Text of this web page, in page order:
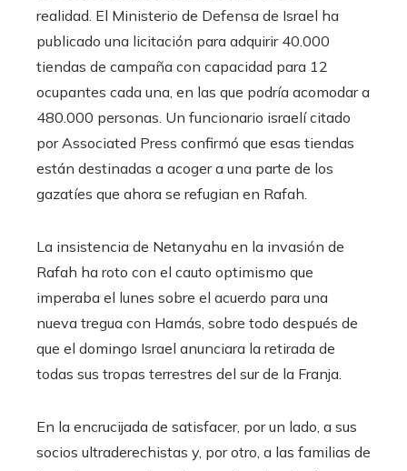
realidad. El Ministerio de Defensa de Israel ha
publicado una licitación para adquirir 40.000
tiendas de campaña con capacidad para 12
ocupantes cada una, en las que podría acomodar a
480.000 personas. Un funcionario israelí citado
por Associated Press confirmó que esas tiendas
están destinadas a acoger a una parte de los
gazatíes que ahora se refugian en Rafah.
La insistencia de Netanyahu en la invasión de
Rafah ha roto con el cauto optimismo que
imperaba el lunes sobre el acuerdo para una
nueva tregua con Hamás, sobre todo después de
que el domingo Israel anunciara la retirada de
todas sus tropas terrestres del sur de la Franja.
En la encrucijada de satisfacer, por un lado, a sus
socios ultraderechistas y, por otro, a las familias de